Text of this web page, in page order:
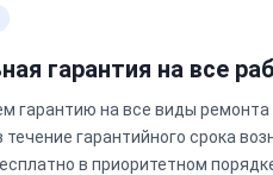
гарантия на все
гарантию на все виды
течение гарантийного срока
в приоритетном